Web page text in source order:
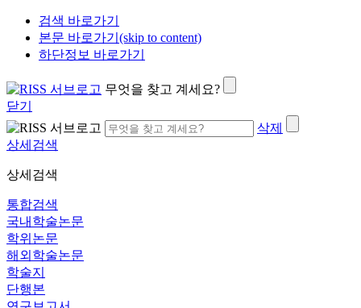
검색 바로가기
본문 바로가기(skip to content)
하단정보 바로가기
무엇을 찾고 계세요?
닫기
삭제
상세검색
상세검색
통합검색
국내학술논문
학위논문
해외학술논문
학술지
단행본